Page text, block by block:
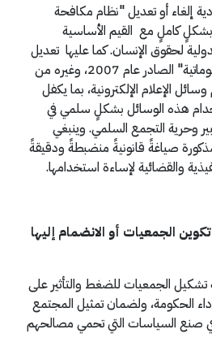
إلغاء أو تعديل "نظام مكافحة
بشكلٍ كاملٍ مع القيم الأساسية
لحقوق الإنسان. كما عليها تعديل
"نظام مكافحة جرائم المعلوماتية" الصادر عام 2007، وغيره من
الإعلام الإلكترونية، بما يكفل
هذه الوسائل بشكلٍ سلمي في
وحرية التجمع السلمي. وينبغي
صياغةً قانونيةً منضبطةً ودقيقةً
والقضائية لإساءة استخدامها.
الجمعيات أو الانضمام إليها
الجمعيات للضغط والتأثير على
الحكومة، ولضمان تمثيل المجتمع
صنع السياسات التي تحمي مصالحهم